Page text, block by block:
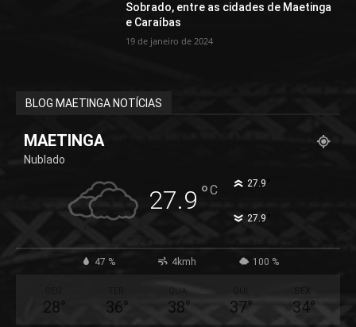
Sobrado, entre as cidades de Maetinga
e Caraíbas
19 de janeiro de 2024
BLOG MAETINGA NOTÍCIAS
MAETINGA
Nublado
27.9 °C 27.9
27.9
47 % 4kmh 100 %
28° 36°
QUA
38° 37° 34°